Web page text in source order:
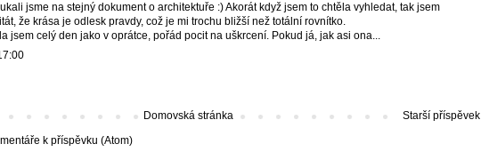
jsme na stejný dokument o architektuře :) Akorát když jsem to chtěla vyhledat, tak jsem
že krása je odlesk pravdy, což je mi trochu bližší než totální rovnítko.
jsem celý den jako v oprátce, pořád pocit na uškrcení. Pokud já, jak asi ona...
Starší příspěvek
Domovská stránka
k příspěvku (Atom)